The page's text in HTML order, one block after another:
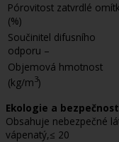
Pórovitost zatvrdlé
(%)
Součinitel difusního
odporu –
Objemová hmotnost
(kg/m3)
Ekologie a
Obsahuje nebezpečné
vápenatý,≤ 20